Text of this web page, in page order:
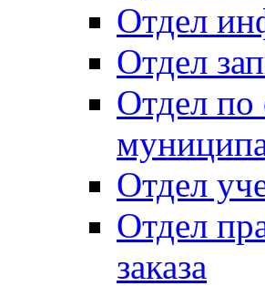
Отдел
Отдел
Отдел по
Отдел
Отдел
заказа